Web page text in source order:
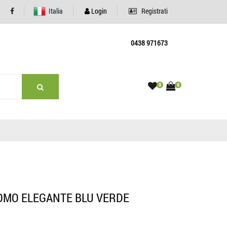
Italia Login Registrati
0438 971673
0 0
ELEGANTE BLU VERDE